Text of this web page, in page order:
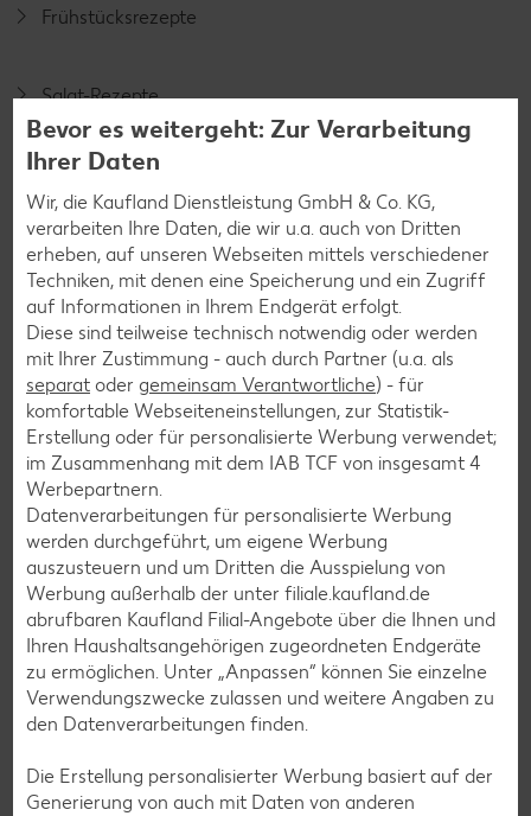
Frühstücksrezepte
Salat-Rezepte
Spargel-Rezepte
Fleisch-Rezepte
Fisch-Rezepte
Geflügel-Rezepte
Lamm-Rezepte
Grill-Rezepte
Muffin-Rezepte
Apfelkuchen-Rezepte
Schokokuchen-Rezepte
Torten-Rezepte
Eis-Rezepte
Pfannkuchen-Rezepte
Plätzchen-Rezepte
Smoothie-Rezepte
Cocktail-Rezepte
Bevor es weitergeht: Zur Verarbeitung
Ihrer Daten
Wir, die Kaufland Dienstleistung GmbH & Co. KG,
verarbeiten Ihre Daten, die wir u.a. auch von Dritten
erheben, auf unseren Webseiten mittels verschiedener
Techniken, mit denen eine Speicherung und ein Zugriff
auf Informationen in Ihrem Endgerät erfolgt.
Diese sind teilweise technisch notwendig oder werden
mit Ihrer Zustimmung - auch durch Partner (u.a. als
separat oder gemeinsam Verantwortliche) - für
komfortable Webseiteneinstellungen, zur Statistik-
Erstellung oder für personalisierte Werbung verwendet;
im Zusammenhang mit dem IAB TCF von insgesamt 4
Werbepartnern.
Datenverarbeitungen für personalisierte Werbung
werden durchgeführt, um eigene Werbung
auszusteuern und um Dritten die Ausspielung von
Werbung außerhalb der unter filiale.kaufland.de
abrufbaren Kaufland Filial-Angebote über die Ihnen und
Ihren Haushaltsangehörigen zugeordneten Endgeräte
zu ermöglichen. Unter „Anpassen“ können Sie einzelne
Verwendungszwecke zulassen und weitere Angaben zu
den Datenverarbeitungen finden.
Die Erstellung personalisierter Werbung basiert auf der
Generierung von auch mit Daten von anderen